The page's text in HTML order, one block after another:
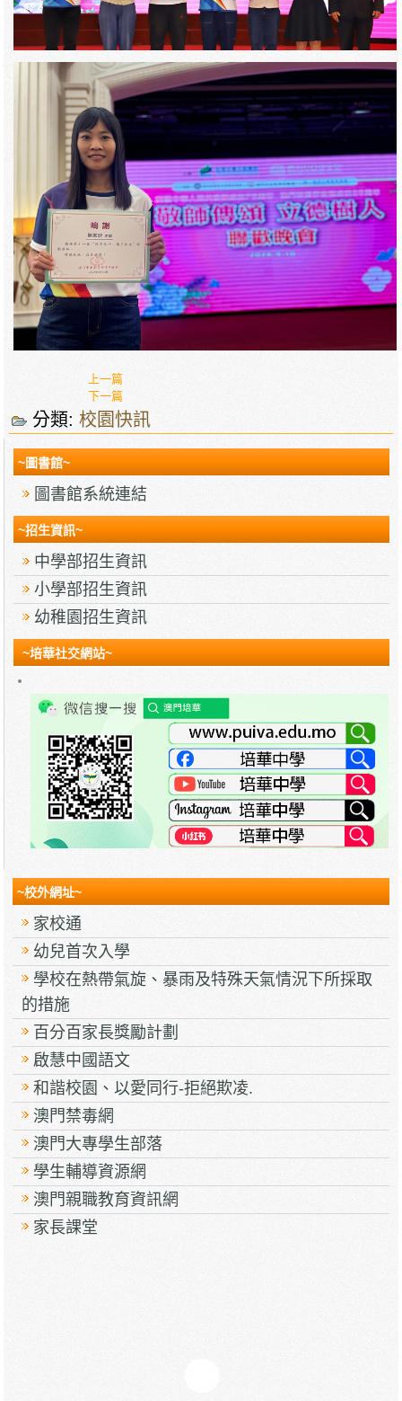
上一篇
下一篇
分類:校園快訊
~圖書館~
圖書館系統連結
~招生資訊~
中學部招生資訊
小學部招生資訊
幼稚園招生資訊
~培華社交網站~
~校外網址~
家校通
幼兒首次入學
學校在熱帶氣旋、暴雨及特殊天氣情況下所採取
的措施
百分百家長獎勵計劃
啟慧中國語文
和諧校園、以愛同行-拒絕欺凌.
澳門禁毒網
澳門大專學生部落
學生輔導資源網
澳門親職教育資訊網
家長課堂